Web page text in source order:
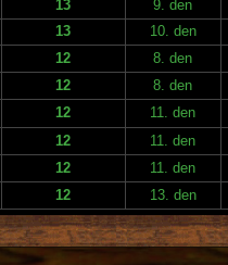
13
9. den
13
10. den
12
8. den
12
8. den
12
11. den
12
11. den
12
11. den
12 13. den